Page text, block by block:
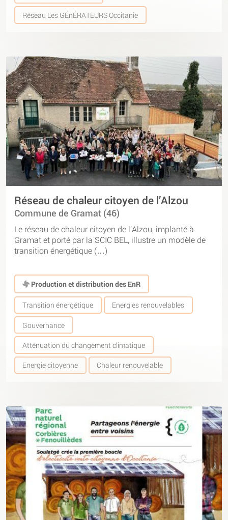
Réseau Les GÉnÉRATEURS Occitanie
Réseau de chaleur citoyen de l’Alzou
Commune de Gramat (46)
Le réseau de chaleur citoyen de l’Alzou, implanté à
Gramat et porté par la SCIC BEL, illustre un modèle de
transition énergétique (…)
Production et distribution des EnR
Transition énergétique Energies renouvelables
Gouvernance
Atténuation du changement climatique
Energie citoyenne Chaleur renouvelable